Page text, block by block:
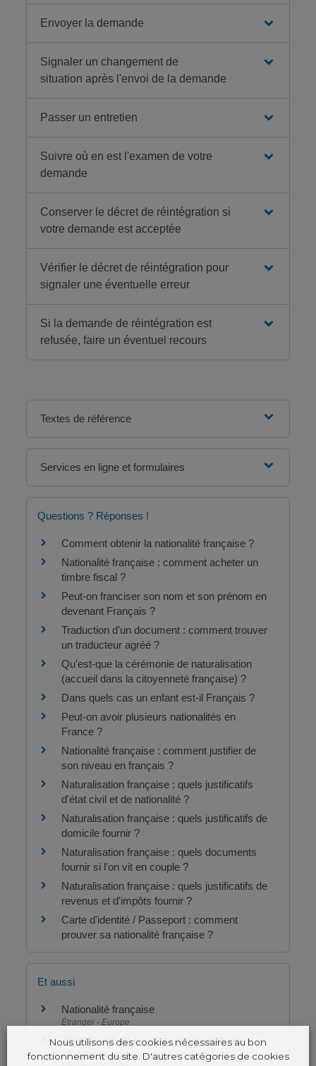
Envoyer la demande
Signaler un changement de
situation après l'envoi de la demande
Passer un entretien
Suivre où en est l'examen de votre
demande
Conserver le décret de réintégration si
votre demande est acceptée
Vérifier le décret de réintégration pour
signaler une éventuelle erreur
Si la demande de réintégration est
refusée, faire un éventuel recours
Textes de référence
Services en ligne et formulaires
Questions ? Réponses !
Comment obtenir la nationalité française ?
Nationalité française : comment acheter un
timbre fiscal ?
Peut-on franciser son nom et son prénom en
devenant Français ?
Traduction d'un document : comment trouver
un traducteur agréé ?
Qu'est-que la cérémonie de naturalisation
(accueil dans la citoyenneté française) ?
Dans quels cas un enfant est-il Français ?
Peut-on avoir plusieurs nationalités en
France ?
Nationalité française : comment justifier de
son niveau en français ?
Naturalisation française : quels justificatifs
d'état civil et de nationalité ?
Naturalisation française : quels justificatifs de
domicile fournir ?
Naturalisation française : quels documents
fournir si l'on vit en couple ?
Naturalisation française : quels justificatifs de
revenus et d'impôts fournir ?
Carte d'identité / Passeport : comment
prouver sa nationalité française ?
Et aussi
Nationalité française
Étranger - Europe
Titres, carte de séjour et documents de
circulation pour étranger en France
Nous utilisons des cookies nécessaires au bon
fonctionnement du site. D'autres catégories de cookies